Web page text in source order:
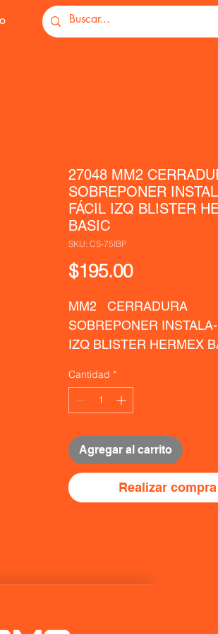
27048 MM2
SOBREPONER
FÁCIL IZQ BLISTER
BASIC
SKU: CS-75IBP
$195.00Precio
MM2   CERRADURA
SOBREPONER
IZQ BLISTER HERMEX
Cantidad *
Agregar al carrito
Realizar compra